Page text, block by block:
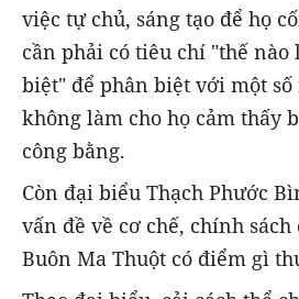
việc tự chủ, sáng tạo để họ
cần phải có tiêu chí "thế nào
biệt" để phân biệt với một
không làm cho họ cảm thấy
công bằng.
Còn đại biểu Thạch Phước
vấn đề về cơ chế, chính sách
Buôn Ma Thuột có điểm gì